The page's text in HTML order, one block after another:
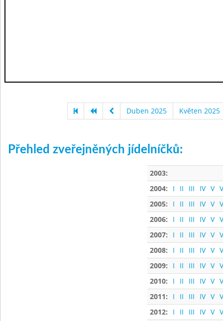
Duben 2025 Květen 2025
Přehled zveřejněných jídelníčků:
2003:
2004:
I II III IV V
2005:
I II III IV V
2006:
I II III IV V
2007:
I II III IV V
2008:
I II III IV V
2009:
I II III IV V
2010:
I II III IV V
2011:
I II III IV V
2012:
I II III IV V